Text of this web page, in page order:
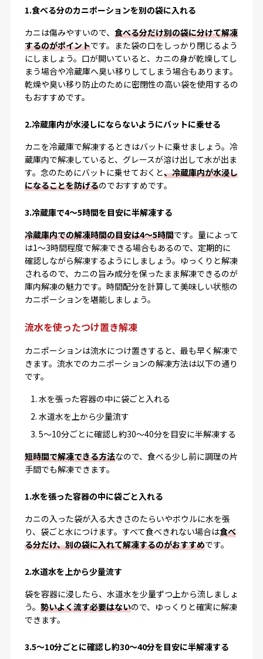
1.食べる分のカニポーションを別の袋に入れる
カニは傷みやすいので、 食べる分だけ別の袋に分けて解凍
するのがポイントです。また袋の口をしっかり閉じるよう
にしましょう。口が開いていると、カニの身が乾燥してし
まう場合や冷蔵庫へ臭い移りしてしまう場合もあります。
乾燥や臭い移り防止のために密閉性の高い袋を使用するの
もおすすめです。
2.冷蔵庫内が水浸しにならないようにバットに乗せる
カニを冷蔵庫で解凍するときはバットに乗せましょう。冷
蔵庫内で解凍していると、グレースが溶け出して水が出ま
す。念のためにバットに乗せておくと、冷蔵庫内が水浸し
になることを防げるのでおすすめです。
3.冷蔵庫で4～5時間を目安に半解凍する
冷蔵庫内での解凍時間の目安は4～5時間です。量によって
は1～3時間程度で解凍できる場合もあるので、定期的に
確認しながら解凍するようにしましょう。ゆっくりと解凍
されるので、カニの旨み成分を保ったまま解凍できるのが
庫内解凍の魅力です。時間配分を計算して美味しい状態の
カニポーションを堪能しましょう。
流水を使ったつけ置き解凍
カニポーションは流水につけ置きすると、最も早く解凍で
きます。流水でのカニポーションの解凍方法は以下の通り
です。
水を張った容器の中に袋ごと入れる
水道水を上から少量流す
5～10分ごとに確認し約30～40分を目安に半解凍する
短時間で解凍できる方法なので、食べる少し前に調理の片
手間でも解凍できます。
1.水を張った容器の中に袋ごと入れる
カニの入った袋が入る大きさのたらいやボウルに水を張
り、袋ごと水につけます。すべて食べきれない場合は食べ
る分だけ、別の袋に入れて解凍するのがおすすめです。
2.水道水を上から少量流す
袋を容器に浸したら、水道水を少量ずつ上から流しましょ
う。 勢いよく流す必要はないので、ゆっくりと確実に解凍
できます。
3.5～10分ごとに確認し約30～40分を目安に半解凍する